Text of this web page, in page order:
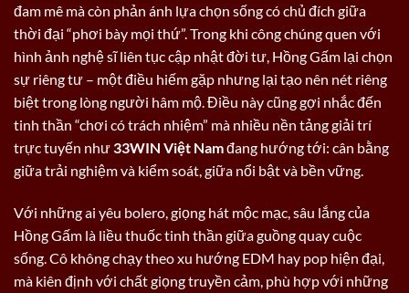
đam mê mà còn phản ánh lựa chọn sống có chủ đích giữa
thời đại “phơi bày mọi thứ”. Trong khi công chúng quen với
hình ảnh nghệ sĩ liên tục cập nhật đời tư, Hồng Gấm lại chọn
sự riêng tư – một điều hiếm gặp nhưng lại tạo nên nét riêng
biệt trong lòng người hâm mộ. Điều này cũng gợi nhắc đến
tinh thần “chơi có trách nhiệm” mà nhiều nền tảng giải trí
trực tuyến như33WIN Việt Namđang hướng tới: cân bằng
giữa trải nghiệm và kiểm soát, giữa nổi bật và bền vững.
Với những ai yêu bolero, giọng hát mộc mạc, sâu lắng của
Hồng Gấm là liều thuốc tinh thần giữa guồng quay cuộc
sống. Cô không chạy theo xu hướng EDM hay pop hiện đại,
mà kiên định với chất giọng truyền cảm, phù hợp với những